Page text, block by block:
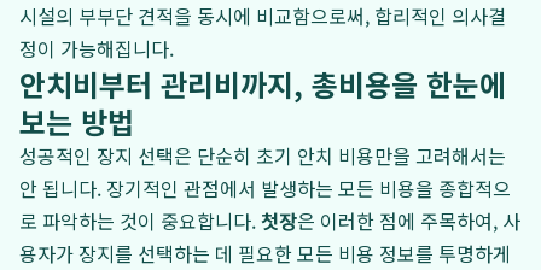
시설의 부부단 견적을 동시에 비교함으로써, 합리적인 의사결
정이 가능해집니다.
안치비부터 관리비까지, 총비용을 한눈에
보는 방법
성공적인 장지 선택은 단순히 초기 안치 비용만을 고려해서는
안 됩니다. 장기적인 관점에서 발생하는 모든 비용을 종합적으
로 파악하는 것이 중요합니다.첫장은 이러한 점에 주목하여, 사
용자가 장지를 선택하는 데 필요한 모든 비용 정보를 투명하게